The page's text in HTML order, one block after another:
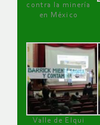
contra la minería
en México
Valle de Elqui